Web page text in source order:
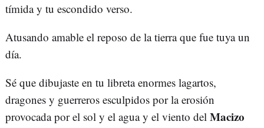
tímida y tu escondido verso.
Atusando amable el reposo de la tierra que fue tuya un
día.
Sé que dibujaste en tu libreta enormes lagartos,
dragones y guerreros esculpidos por la erosión
provocada por el sol y el agua y el viento del Macizo